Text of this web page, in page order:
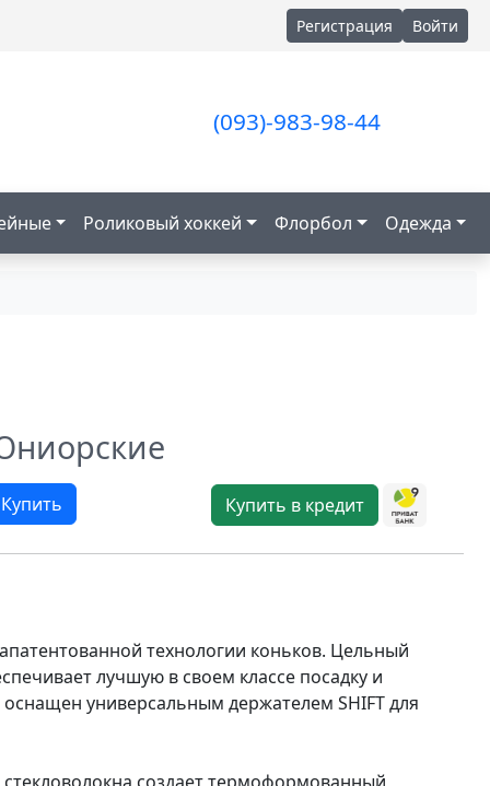
Регистрация Войти
(093)-983-98-44
Роликовый хоккей Флорбол Одежда
Купить Купить в кредит
технологии коньков. Цельный
лучшую в своем классе посадку и
универсальным держателем SHIFT для